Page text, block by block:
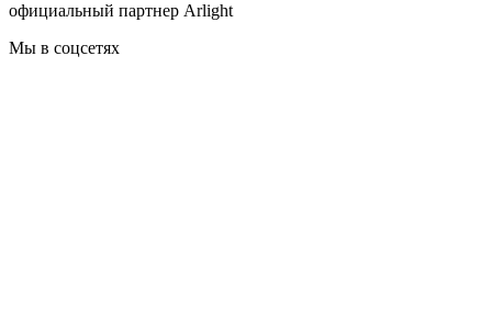
официальный партнер Arlight
Мы в соцсетях